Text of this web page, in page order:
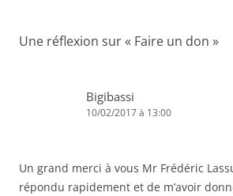
Une réflexion sur « Faire un don »
Bigibassi
10/02/2017 à 13:00
Un grand merci à vous Mr Frédéric
répondu rapidement et de m’avoir